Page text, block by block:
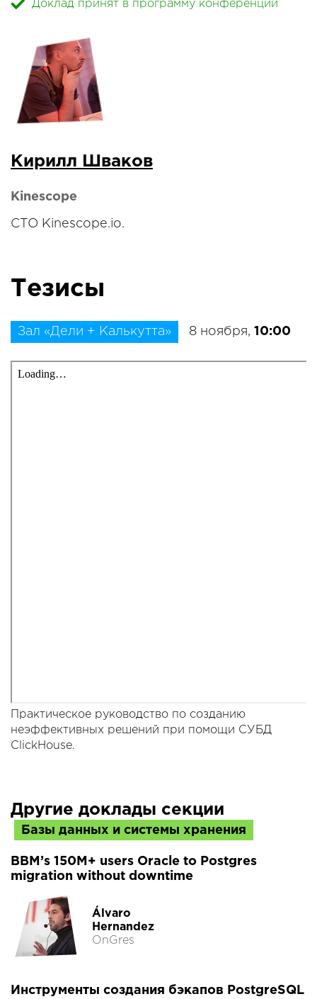
Доклад принят в программу конференции
Кирилл Шваков
Kinescope
CTO Kinescope.io.
Тезисы
Зал «Дели + Калькутта» 8 ноября, 10:00
Практическое руководство по созданию
неэффективных решений при помощи СУБД
ClickHouse.
Другие доклады секции
Базы данных и системы хранения
BBM’s 150M+ users Oracle to Postgres
migration without downtime
Álvaro
Hernandez
OnGres
Инструменты создания бэкапов PostgreSQL